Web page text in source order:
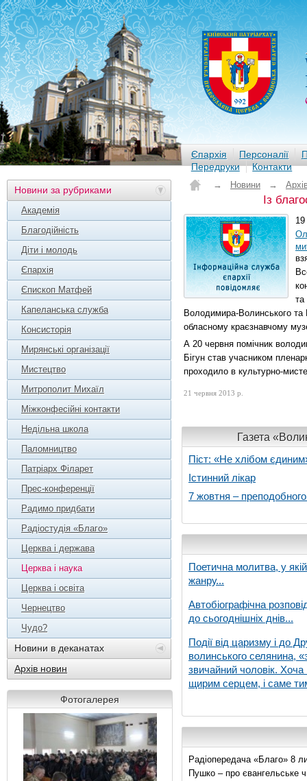
Єпархія Персоналії
Передруки
Контакти
Новини за рубриками
Академія
Благодійність
Діти і молодь
Єпархія
Єпископ Матфей
Капеланська служба
Консисторія
Мирянські організації
Мистецтво
Митрополит Михаїл
Міжконфесійні контакти
Недільна школа
Паломництво
Патріарх Філарет
Прес-конференції
Радимо придбати
Радіостудія «Благо»
Церква і держава
Церква і наука
Церква і освіта
Чернецтво
Чудо?
Новини в деканатах
Архів новин
Фотогалерея
→ Новини →
Із
та
Володимира-Волинського та
обласному краєзнавчому
А 20 червня помічник
Бігун став учасником
проходило в культурно-
21 червня 2013 р.
Газета
Піст: «Не хлібом
Істинний лікар
7 жовтня –
Поетична молитва, у
жанру...
Автобіографічна
до сьогоднішніх днів...
Події від царизму і до
волинського селянина,
звичайний чоловік. Хоча
щирим серцем, і саме
Радіопередача «Благо» 8
Пушко – про євангельське